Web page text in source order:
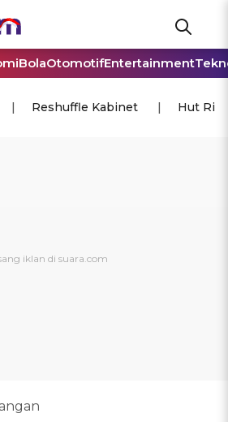
BolaOtomotifEntertainment
Reshuffle Kabinet Hut Ri